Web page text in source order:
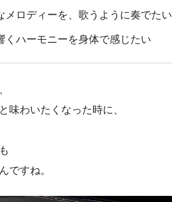
メロディーを、歌うように奏でたい
くハーモニーを身体で感じたい
味わいたくなった時に、
ですね。